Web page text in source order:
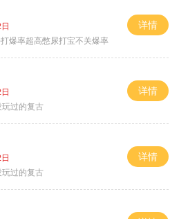
爆率超高憋尿打宝不关爆率
详情
玩过的复古
详情
玩过的复古
详情